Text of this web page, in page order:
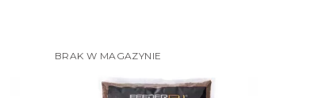
BRAK W MAGAZYNIE